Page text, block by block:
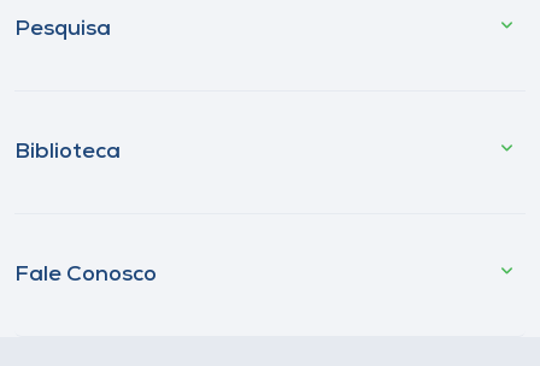
Pesquisa
Biblioteca
Fale Conosco